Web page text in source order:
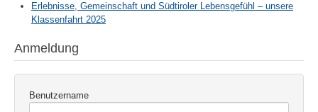
Erlebnisse, Gemeinschaft und Südtiroler Lebensgefühl – unsere
Klassenfahrt 2025
Anmeldung
Benutzername